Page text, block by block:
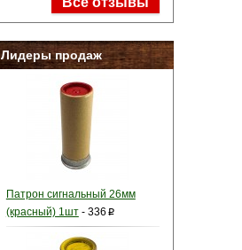
Лидеры продаж
Патрон сигнальный 26мм
(красный) 1шт- 336 p